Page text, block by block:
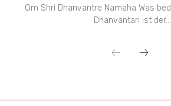
Om Shri Dhanvantre Namaha Was bedeutet das Mantra?
Dhanvantari ist der...